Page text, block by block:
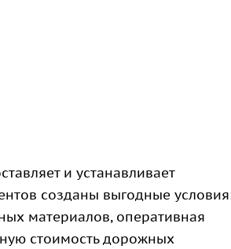
и устанавливает
созданы выгодные
материалов, оперативная
стоимость дорожных